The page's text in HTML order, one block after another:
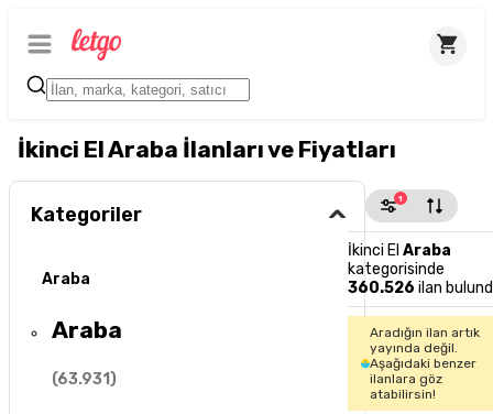
İkinci El Araba İlanları ve Fiyatları
Kategoriler
Araba
Araba
(63.931)
1
İkinci El Araba
kategorisinde
360.526 ilan
Aradığın ilan artık
yayında değil.
Aşağıdaki benzer
ilanlara göz
atabilirsin!